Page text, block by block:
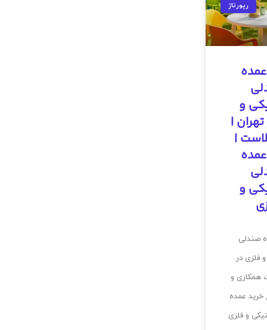
رپورتاژ
و
|
|
و
صندلی
فلزی در
همکاری و
خرید عمده
و فلزی